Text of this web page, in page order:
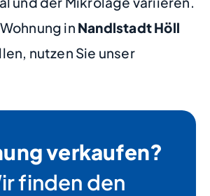
in Nandlstadt Höll
nutzen Sie unser
verkaufen?
finden den